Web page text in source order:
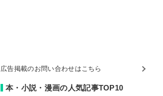
広告掲載のお問い合わせはこちら
本・小説・漫画の人気記事TOP10